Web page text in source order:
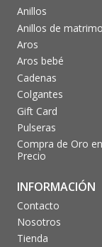
Anillos
Anillos de
Aros
Aros bebé
Cadenas
Colgantes
Gift Card
Pulseras
Compra de Oro
Precio
INFORMACIÓN
Contacto
Nosotros
Tienda